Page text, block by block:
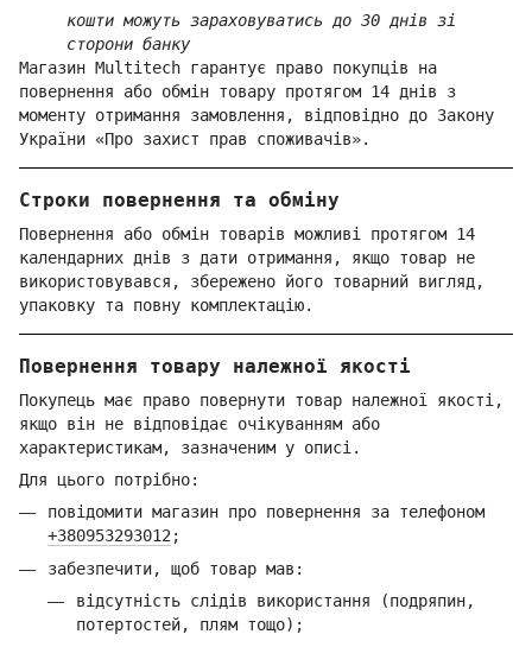
кошти можуть зараховуватись до 30 днів зі
сторони банку
Магазин Multitech гарантує право покупців на
повернення або обмін товару протягом 14 днів з
моменту отримання замовлення, відповідно до Закону
України «Про захист прав споживачів».
Строки повернення та обміну
Повернення або обмін товарів можливі протягом 14
календарних днів з дати отримання, якщо товар не
використовувався, збережено його товарний вигляд,
упаковку та повну комплектацію.
Повернення товару належної якості
Покупець має право повернути товар належної якості,
якщо він не відповідає очікуванням або
характеристикам, зазначеним у описі.
Для цього потрібно:
повідомити магазин про повернення за телефоном
+380953293012 ;
забезпечити, щоб товар мав:
відсутність слідів використання (подряпин,
потертостей, плям тощо);